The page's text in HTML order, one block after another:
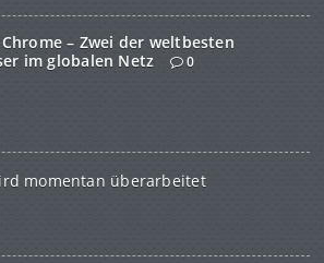
– Zwei der weltbesten
im globalen Netz
0
momentan überarbeitet